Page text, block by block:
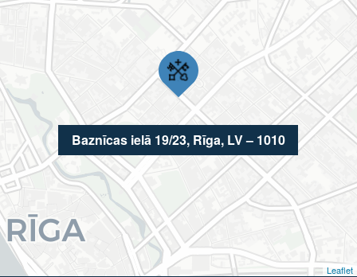
Baznīcas ielā 19/23, Rīga, LV – 1010
Leaflet